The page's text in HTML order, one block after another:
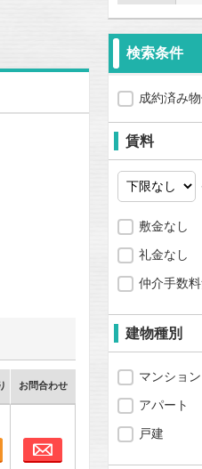
お問合わせ
お問合わせ
検索条件
成約済み
賃料
敷金なし
礼金なし
仲介手数
建物種別
マンション
アパート
戸建